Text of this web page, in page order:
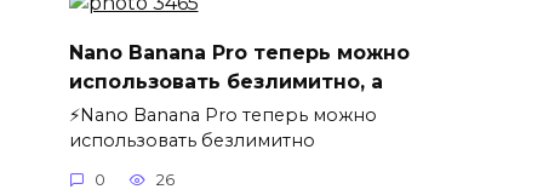
Nano Banana Pro теперь можно
использовать безлимитно, а
⚡️Nano Banana Pro теперь можно
использовать безлимитно
0 26